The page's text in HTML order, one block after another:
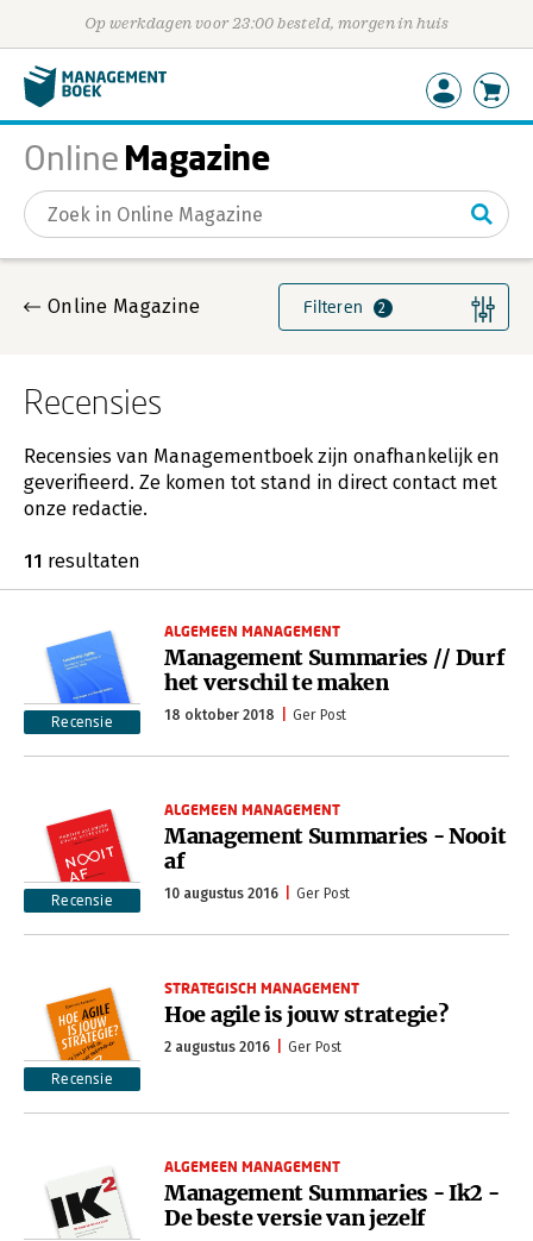
Op werkdagen voor 23:00 besteld, morgen in huis
Online Magazine
Gevonden artikelen
Online Magazine Filteren 2
Recensies
Recensies van Managementboek zijn onafhankelijk en
geverifieerd. Ze komen tot stand in direct contact met
onze redactie.
11 resultaten
Recensie
ALGEMEEN MANAGEMENT
Management Summaries // Durf
het verschil te maken
18 oktober 2018 Ger Post
Recensie
ALGEMEEN MANAGEMENT
Management Summaries - Nooit
af
10 augustus 2016 Ger Post
Recensie
STRATEGISCH MANAGEMENT
Hoe agile is jouw strategie?
2 augustus 2016 Ger Post
ALGEMEEN MANAGEMENT
Management Summaries - Ik2 -
De beste versie van jezelf